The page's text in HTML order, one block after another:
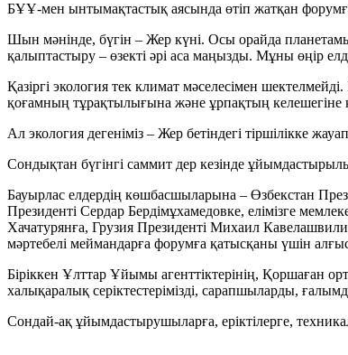
БҰҰ-мен ынтымақтастық аясында өтіп жатқан
Шын мәнінде, бүгін – Жер күні. Осы орайда
қалыптастыру – өзекті әрі аса маңызды. Мұны өңір
Қазіргі экология тек климат мәселесімен
қоғамның тұрақтылығына және ұрпақтың
Ал экология дегеніміз – Жер бетіндегі тіршілікке
Сондықтан бүгінгі саммит дер кезінде
Бауырлас елдердің көшбасшыларына – Өзбекстан
Президенті Сердар Бердімұхамедовке, елімізге
Хачатурянға, Грузия Президенті Михаил
мәртебелі меймандарға форумға қатысқаны үшін
Біріккен Ұлттар Ұйымы агенттіктерінің, Қоршаған
халықаралық серіктестерімізді, сарапшыларды,
Сондай-ақ ұйымдастырушыларға, еріктілерге,